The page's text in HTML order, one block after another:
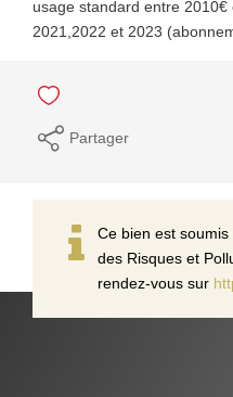
usage standard entre
2021,2022 et 2023
Partager
Ce bien est
des Risques et
rendez-vous sur